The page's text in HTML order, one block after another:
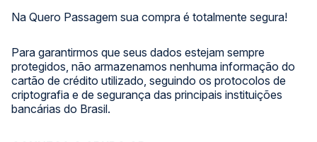
Na Quero Passagem sua compra é totalmente segura!
Para garantirmos que seus dados estejam sempre
protegidos, não armazenamos nenhuma informação do
cartão de crédito utilizado, seguindo os protocolos de
criptografia e de segurança das principais instituições
bancárias do Brasil.